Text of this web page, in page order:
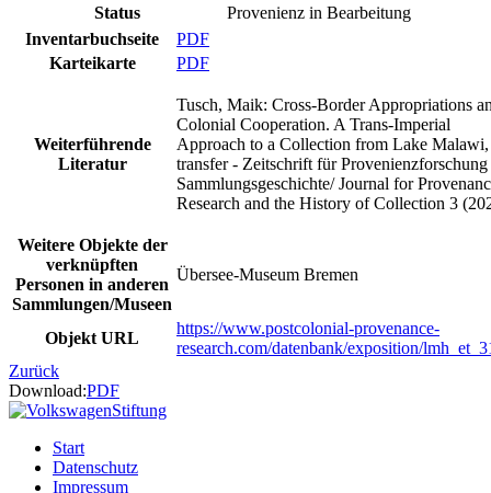
Status
Provenienz in Bearbeitung
Inventarbuchseite
PDF
Karteikarte
PDF
Weiterführende
Literatur
Tusch, Maik: Cross-Border Appropriations
Colonial Cooperation. A Trans-Imperial
Approach to a Collection from Lake
transfer - Zeitschrift für
Sammlungsgeschichte/ Journal for
Research and the History of Collection 3
Weitere Objekte der
verknüpften
Personen in anderen
Sammlungen/Museen
Übersee-Museum Bremen
Objekt URL
https://www.postcolonial-provenance-
research.com/datenbank/exposition/
Zurück
Download:PDF
Start
Datenschutz
Impressum